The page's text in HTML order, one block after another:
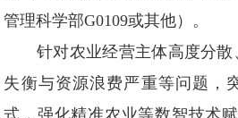
管理科学部G0109或其他）。
针对农业经营主体高度分散
失衡与资源浪费严重等问题，